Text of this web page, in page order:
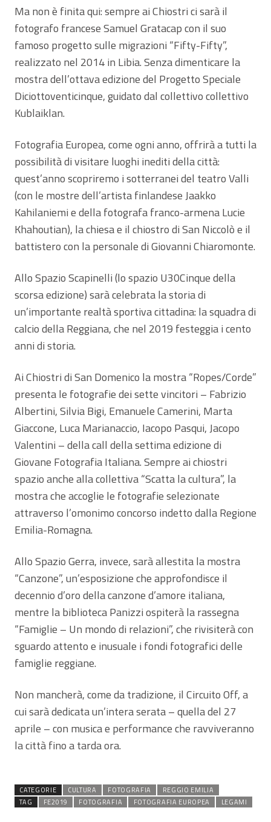
Ma non è finita qui: sempre ai Chiostri ci sarà il
fotografo francese Samuel Gratacap con il suo
famoso progetto sulle migrazioni “Fifty-Fifty”,
realizzato nel 2014 in Libia. Senza dimenticare la
mostra dell’ottava edizione del Progetto Speciale
Diciottoventicinque, guidato dal collettivo collettivo
Kublaiklan.
Fotografia Europea, come ogni anno, offrirà a tutti la
possibilità di visitare luoghi inediti della città:
quest’anno scopriremo i sotterranei del teatro Valli
(con le mostre dell’artista finlandese Jaakko
Kahilaniemi e della fotografa franco-armena Lucie
Khahoutian), la chiesa e il chiostro di San Niccolò e il
battistero con la personale di Giovanni Chiaromonte.
Allo Spazio Scapinelli (lo spazio U30Cinque della
scorsa edizione) sarà celebrata la storia di
un’importante realtà sportiva cittadina: la squadra di
calcio della Reggiana, che nel 2019 festeggia i cento
anni di storia.
Ai Chiostri di San Domenico la mostra “Ropes/Corde”
presenta le fotografie dei sette vincitori – Fabrizio
Albertini, Silvia Bigi, Emanuele Camerini, Marta
Giaccone, Luca Marianaccio, Iacopo Pasqui, Jacopo
Valentini – della call della settima edizione di
Giovane Fotografia Italiana. Sempre ai chiostri
spazio anche alla collettiva “Scatta la cultura”, la
mostra che accoglie le fotografie selezionate
attraverso l’omonimo concorso indetto dalla Regione
Emilia-Romagna.
Allo Spazio Gerra, invece, sarà allestita la mostra
“Canzone”, un’esposizione che approfondisce il
decennio d’oro della canzone d’amore italiana,
mentre la biblioteca Panizzi ospiterà la rassegna
“Famiglie – Un mondo di relazioni”, che rivisiterà con
sguardo attento e inusuale i fondi fotografici delle
famiglie reggiane.
Non mancherà, come da tradizione, il Circuito Off, a
cui sarà dedicata un’intera serata – quella del 27
aprile – con musica e performance che ravviveranno
la città fino a tarda ora.
CATEGORIE CULTURA FOTOGRAFIA
REGGIO EMILIA
TAG
FE2019 FOTOGRAFIA FOTOGRAFIA EUROPEA LEGAMI